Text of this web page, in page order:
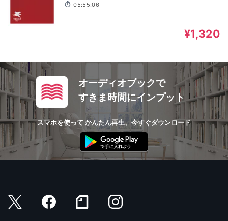
05:55:06
¥1,320
オーディオブックで
すきま時間にインプット
スマホを使って かんたん再生、今すぐダウンロード